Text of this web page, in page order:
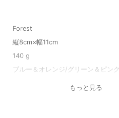
Forest
縦8cm×幅11cm
140 g
ブルー＆オレンジ/グリーン＆ピンク
もっと見る